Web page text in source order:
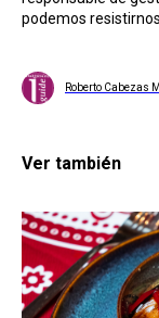
podemos
Roberto Cabezas
Ver también